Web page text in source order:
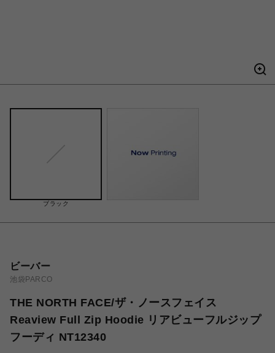
ブラック
ビーバー
池袋PARCO
THE NORTH FACE/ザ・ノースフェイス
Reaview Full Zip Hoodie リアビューフルジップ
フーディ NT12340